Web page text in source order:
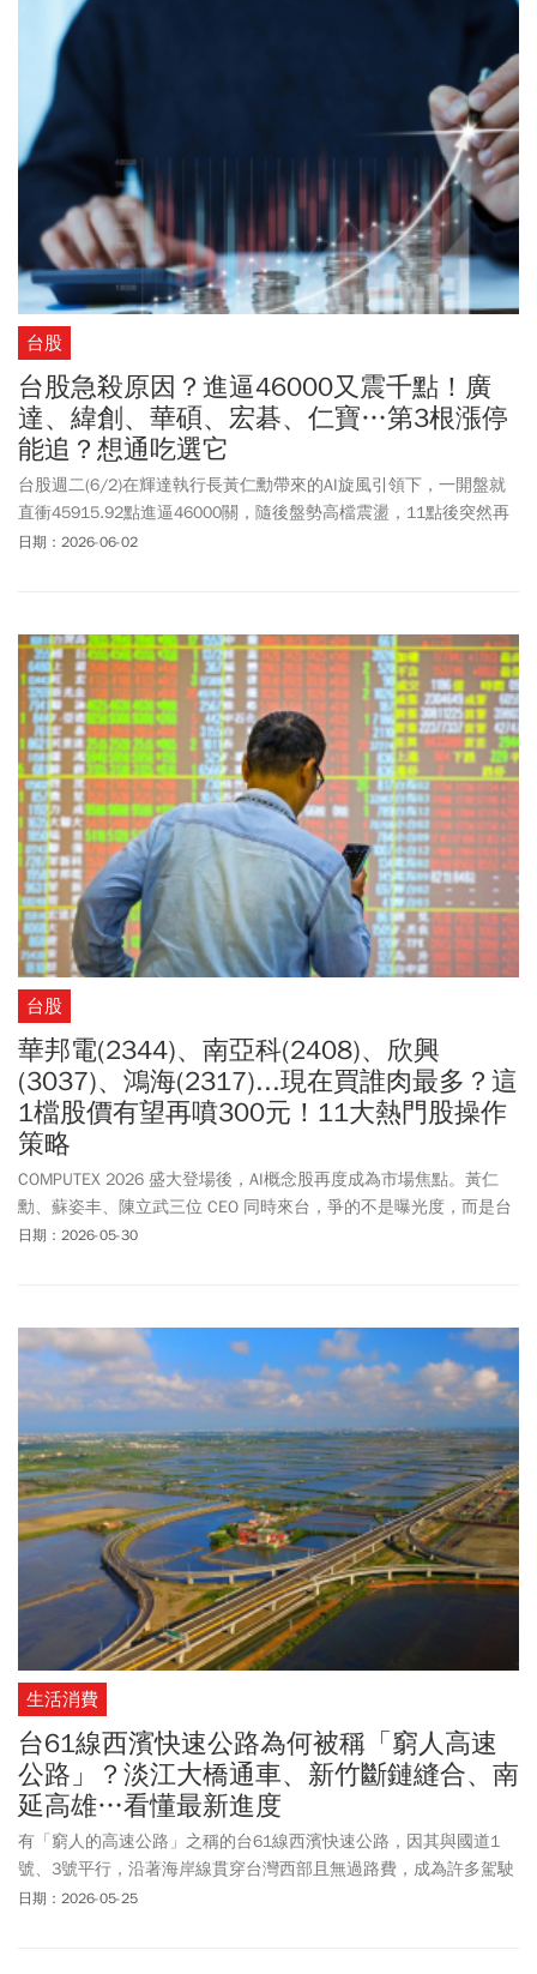
息一出，讓文組人重新燃起希望，紛紛在社群平台上掀起一波討論
台股
台股急殺原因？進逼46000又震千點！廣
達、緯創、華碩、宏碁、仁寶…第3根漲停
能追？想通吃選它
台股週二(6/2)在輝達執行長黃仁勳帶來的AI旋風引領下，一開盤就
直衝45915.92點進逼46000關，隨後盤勢高檔震盪，11點後突然再
次急殺、一度失守45000點關卡，最低來到44869.38點，下跌約
雖然看好後市，但追價力道仍不足，不過，資深證券分析師簡伯儀
指出，即使拉回也能獲短期均線支撐，且5 日線未下彎，將成台股多
方強力支撐。老AI股在黃仁勳點名大有可為下，廣達(2382)站上400
元整數關卡，終場收400.5元漲幅逾7.52%，創1999年以來新高價，
緯創(3231)再次漲停191元鎖死，近2萬張排隊等買，已經連3根漲停
板入袋。而大牛股華碩(2357)亮燈920元，也是連3天漲停，宏碁
(2353)來到42.55元漲停價，仁寶(2324)不輸人亮燈44.35元第三根漲
停到手。
日期：2026-06-02
台股
華邦電(2344)、南亞科(2408)、欣興
(3037)、鴻海(2317)...現在買誰肉最多？這
1檔股價有望再噴300元！11大熱門股操作
策略
COMPUTEX 2026 盛大登場後，AI概念股再度成為市場焦點。黃仁
勳、蘇姿丰、陳立武三位 CEO 同時來台，爭的不是曝光度，而是台
積電的 CoWoS 產能、ODM 的整櫃系統製造、以及高階 ABF 載板的
股。相較之下，南亞（1303）、台玻（1802）則可能在COMPUTEX
後面臨資金退潮壓力，為什麼呢？
日期：2026-05-30
生活消費
台61線西濱快速公路為何被稱「窮人高速
公路」？淡江大橋通車、新竹斷鏈縫合、南
延高雄…看懂最新進度
有「窮人的高速公路」之稱的台61線西濱快速公路，因其與國道1
號、3號平行，沿著海岸線貫穿台灣西部且無過路費，成為許多駕駛
人省錢、避開國道壅塞的替代選擇。台61線行經台灣西部多處重要
日期：2026-05-25